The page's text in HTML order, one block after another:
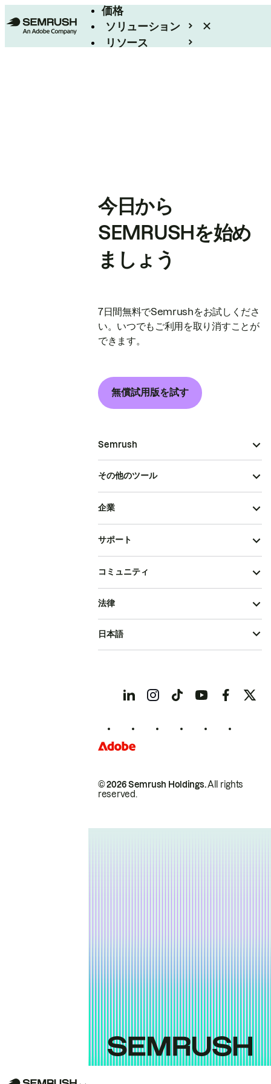
価格
ソリューション
リソース
今日から
SEMRUSHを始め
ましょう
7日間無料でSemrushをお試しくださ
い。いつでもご利用を取り消すことが
できます。
無償試用版を試す
Semrush
その他のツール
企業
サポート
コミュニティ
© 2026 Semrush Holdings.All rights
reserved.
法律
日本語